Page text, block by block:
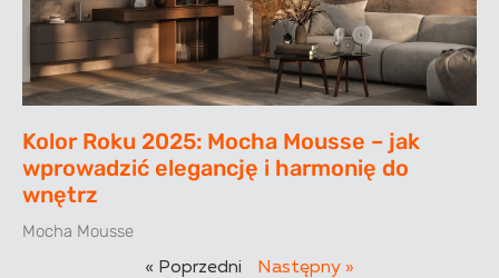
Kolor Roku 2025: Mocha Mousse – jak
wprowadzić elegancję i harmonię do
wnętrz
Mocha Mousse
« Poprzedni Następny »